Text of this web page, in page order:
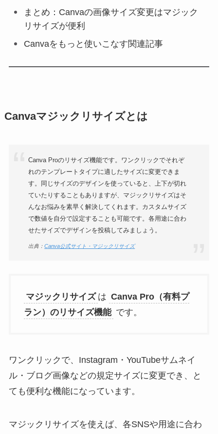
まとめ：Canvaの画像サイズ変更はマジック
リサイズが便利
Canvaをもっと使いこなす関連記事
Canvaマジックリサイズとは
Canva Proのリサイズ機能です。ワンクリックでそれぞ
れのテンプレートタイプに適したサイズに変更できま
す。同じサイズのデザインを使っていると、上下が切れ
ていたりすることもありますが、マジックリサイズはそ
んなお悩みを素早く解決してくれます。カスタムサイズ
で数値を自分で設定することも可能です。各用途に合わ
せたサイズでデザインを投稿してみましょう。
出典：Canva公式サイト・マジックリサイズ
マジックリサイズ は Canva Pro（有料プ
ラン）のリサイズ機能 です。
ワンクリックで、Instagram・YouTubeサムネイ
ル・ブログ画像などの規定サイズに変更でき、と
ても便利な機能になっています。
マジックリサイズを使えば、各SNSや用途に合わ